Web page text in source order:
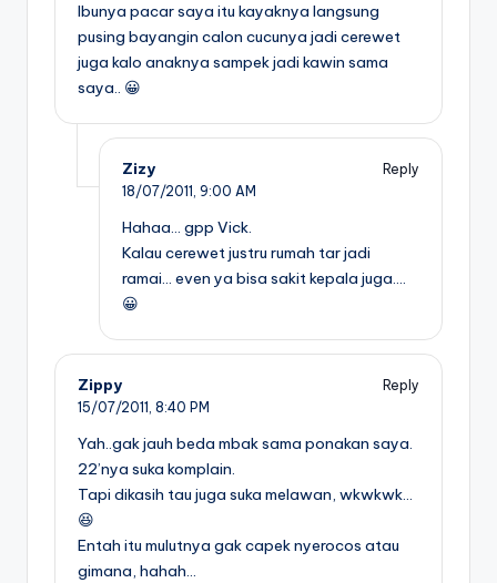
Ibunya pacar saya itu kayaknya langsung
pusing bayangin calon cucunya jadi cerewet
juga kalo anaknya sampek jadi kawin sama
saya.. 😀
Zizy
Reply
18/07/2011, 9:00 AM
Hahaa… gpp Vick.
Kalau cerewet justru rumah tar jadi
ramai… even ya bisa sakit kepala juga….
😀
Zippy
Reply
15/07/2011, 8:40 PM
Yah..gak jauh beda mbak sama ponakan saya.
22’nya suka komplain.
Tapi dikasih tau juga suka melawan, wkwkwk…
😆
Entah itu mulutnya gak capek nyerocos atau
gimana, hahah…